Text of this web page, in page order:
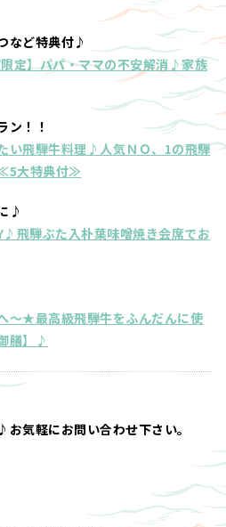
など特典付♪
限定】パパ・ママの不安解消♪家族
ン！！
い飛騨牛料理♪人気ＮＯ、1の飛騨
大特典付≫
♪
飛騨ぶた入朴葉味噌焼き会席でお
～★最高級飛騨牛をふんだんに使
膳】♪
気軽にお問い合わせ下さい。